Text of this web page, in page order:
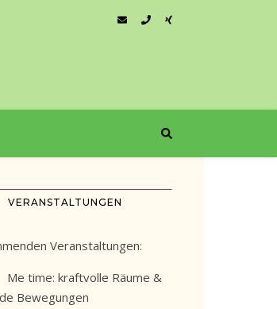
VERANSTALTUNGEN
Veranstaltungen:
time: kraftvolle Räume &
Bewegungen